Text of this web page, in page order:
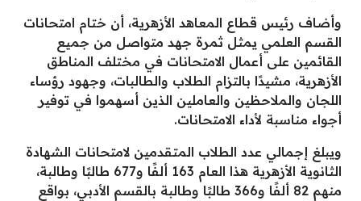
وأضاف رئيس قطاع المعاهد الأزهرية، أن ختام امتحانات
القسم العلمي يمثل ثمرة جهد متواصل من جميع
القائمين على أعمال الامتحانات في مختلف المناطق
الأزهرية، مشيدًا بالتزام الطلاب والطالبات، وجهود رؤساء
اللجان والملاحظين والعاملين الذين أسهموا في توفير
أجواء مناسبة لأداء الامتحانات.
ويبلغ إجمالي عدد الطلاب المتقدمين لامتحانات الشهادة
الثانوية الأزهرية هذا العام 163 ألفًا و677 طالبًا وطالبة،
منهم 82 ألفًا و366 طالبًا وطالبة بالقسم الأدبي، بواقع